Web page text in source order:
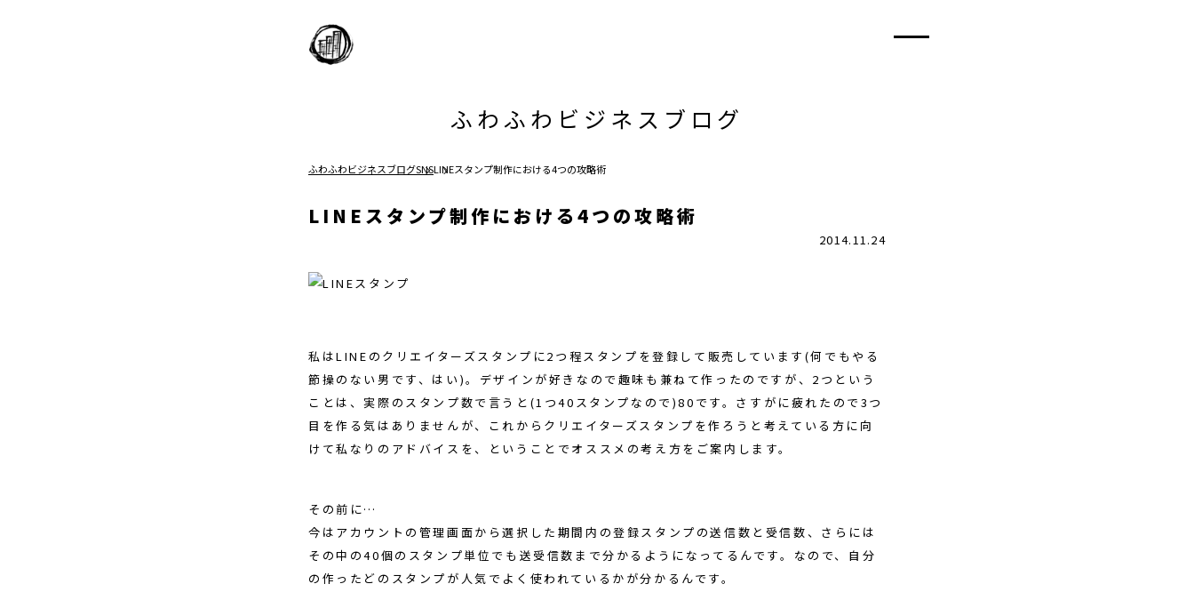
ふわふわビジネスブログ
ふわふわビジネスブログSNSLINEスタンプ制作における4つの攻略術
LINEスタンプ制作における4つの攻略術
2014.11.24
私はLINEのクリエイターズスタンプに2つ程スタンプを登録して販売しています(何でもやる
節操のない男です、はい)。デザインが好きなので趣味も兼ねて作ったのですが、2つという
ことは、実際のスタンプ数で言うと(1つ40スタンプなので)80です。さすがに疲れたので3つ
目を作る気はありませんが、これからクリエイターズスタンプを作ろうと考えている方に向
けて私なりのアドバイスを、ということでオススメの考え方をご案内します。
その前に…
今はアカウントの管理画面から選択した期間内の登録スタンプの送信数と受信数、さらには
その中の40個のスタンプ単位でも送受信数まで分かるようになってるんです。なので、自分
の作ったどのスタンプが人気でよく使われているかが分かるんです。